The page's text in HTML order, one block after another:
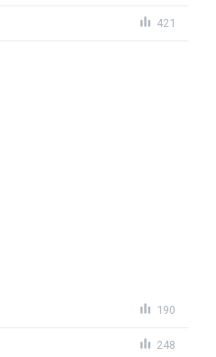
421
190
248